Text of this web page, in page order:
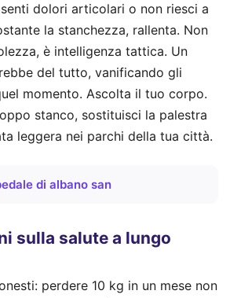
dolori articolari o non riesci a
la stanchezza, rallenta. Non
è intelligenza tattica. Un
del tutto, vanificando gli
momento. Ascolta il tuo corpo.
stanco, sostituisci la palestra
leggera nei parchi della tua città.
di albano san
sulla salute a lungo
perdere 10 kg in un mese non